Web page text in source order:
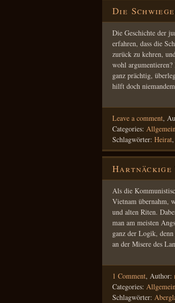
Die
Die Geschichte der
erfahren, dass die
zurück zu kehren,
wohl
ganz prächtig,
hilft doch
Leave a comment,
Categories:
Schlagwörter: Heirat,
Als die
Vietnam übernahm,
und alten Riten.
man am meisten
ganz der Logik,
an der Misere des
1 Comment, Author:
Categories:
Schlagwörter: